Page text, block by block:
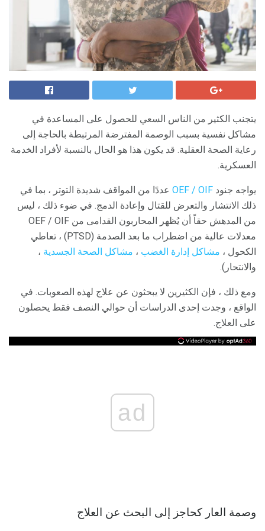
يتجنب الكثير من الناس السعي للحصول على المساعدة في
مشاكل نفسية بسبب الوصمة المفترضة المرتبطة بالحاجة إلى
رعاية الصحة العقلية. قد يكون هذا هو الحال بالنسبة لأفراد الخدمة
العسكرية.
يواجه جنود OEF / OIF عددًا من المواقف شديدة التوتر ، بما في
ذلك الانتشار والتعرض للقتال وإعادة الدمج. في ضوء ذلك ، ليس
من المدهش حقاً أن يُظهر المحاربون القدامى من OEF / OIF
معدلات عالية من اضطراب ما بعد الصدمة (PTSD) ، تعاطي
الكحول ، مشاكل إدارة الغضب ، مشاكل الصحة الجسدية ،
والانتحار).
ومع ذلك ، فإن الكثيرين لا يبحثون عن علاج لهذه الصعوبات. في
الواقع ، وجدت إحدى الدراسات أن حوالي النصف فقط يحصلون
على العلاج.
ad
وصمة العار كحاجز إلى البحث عن العلاج